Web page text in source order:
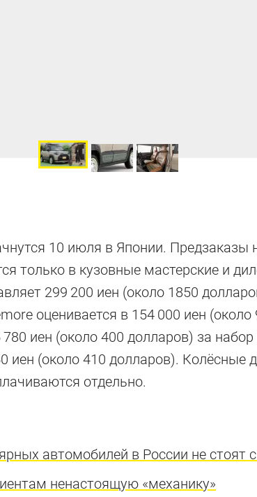
10 июля в Японии. Предзаказы
только в кузовные мастерские и
299 200 иен (около 1850
оценивается в 154 000 иен (около
иен (около 400 долларов) за
иен (около 410 долларов). Колёсные
отдельно.
автомобилей в России не стоят
ненастоящую «механику»